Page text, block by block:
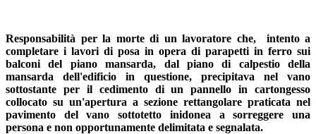
Responsabilità per la morte di un lavoratore che, intento a
completare i lavori di posa in opera di parapetti in ferro sui
balconi del piano mansarda, dal piano di calpestio della
mansarda dell'edificio in questione, precipitava nel vano
sottostante per il cedimento di un pannello in cartongesso
collocato su un'apertura a sezione rettangolare praticata nel
pavimento del vano sottotetto inidonea a sorreggere una
persona e non opportunamente delimitata e segnalata.